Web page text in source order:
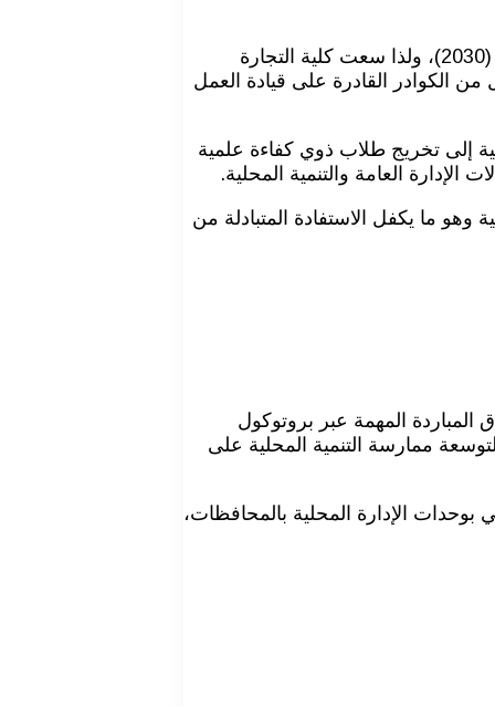
في ظل الإيمان بأهمية التعاون بين الجامعات المصرية والهيئات الوطنية في دعم خطط الدولة للتنمية المستدامة ورؤية مصر (2030)، ولذا سعت كلية التجارة
من الكوادر القادرة على قيادة العمل
إلى تخريج طلاب ذوي كفاءة علمية
العامة والتنمية المحلية.
وهو ما يكفل الاستفادة المتبادلة من
المهمة عبر بروتوكول
ممارسة التنمية المحلية على
الإدارة المحلية بالمحافظات،